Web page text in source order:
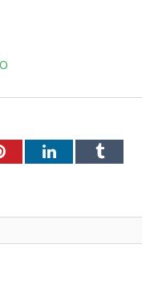
PinterestLinkedInTumblr